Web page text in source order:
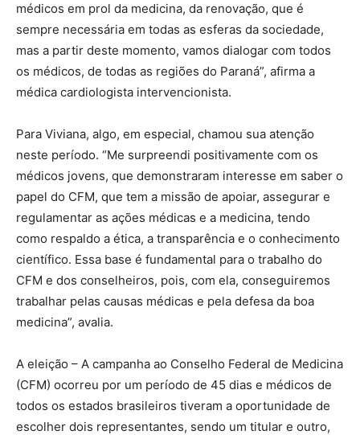
médicos em prol da medicina, da renovação, que é
sempre necessária em todas as esferas da sociedade,
mas a partir deste momento, vamos dialogar com todos
os médicos, de todas as regiões do Paraná”, afirma a
médica cardiologista intervencionista.
Para Viviana, algo, em especial, chamou sua atenção
neste período. “Me surpreendi positivamente com os
médicos jovens, que demonstraram interesse em saber o
papel do CFM, que tem a missão de apoiar, assegurar e
regulamentar as ações médicas e a medicina, tendo
como respaldo a ética, a transparência e o conhecimento
científico. Essa base é fundamental para o trabalho do
CFM e dos conselheiros, pois, com ela, conseguiremos
trabalhar pelas causas médicas e pela defesa da boa
medicina”, avalia.
A eleição – A campanha ao Conselho Federal de Medicina
(CFM) ocorreu por um período de 45 dias e médicos de
todos os estados brasileiros tiveram a oportunidade de
escolher dois representantes, sendo um titular e outro,